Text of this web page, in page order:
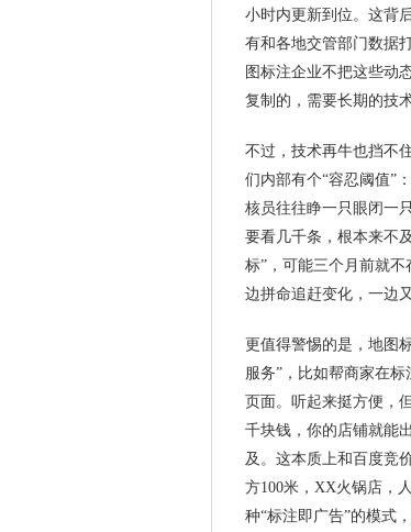
小时内更新到位。这背
有和各地交管部门数据
图标注企业不把这些动
复制的，需要长期的技
不过，技术再牛也挡不
们内部有个“容忍阈值”
核员往往睁一只眼闭一
要看几千条，根本来不
标”，可能三个月前就
边拼命追赶变化，一边
更值得警惕的是，地图
服务”，比如帮商家在
页面。听起来挺方便，
千块钱，你的店铺就能
及。这本质上和百度竞
方100米，XX火锅店，
种“标注即广告”的模式